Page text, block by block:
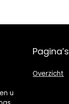
u
Pagina’s
Overzicht